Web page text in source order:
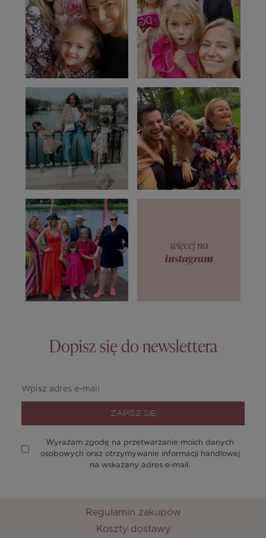
Dopisz się do newslettera
ZAPISZ SIĘ
Wyrażam zgodę na przetwarzanie moich danych
osobowych oraz otrzymywanie informacji handlowej
na wskazany adres e-mail.
Regulamin zakupów
Koszty dostawy